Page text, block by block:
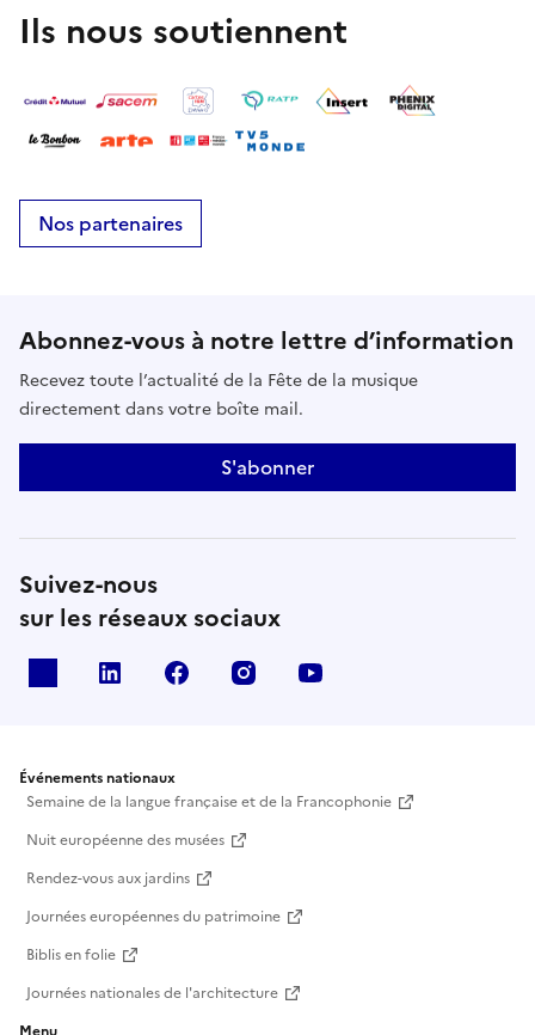
Ils nous soutiennent
Nos partenaires
Abonnez-vous à notre lettre d’information
Recevez toute l’actualité de la Fête de la musique
directement dans votre boîte mail.
S'abonner
Suivez-nous
sur les réseaux sociaux
Linkedin Facebook Instagram
Événements nationaux
Semaine de la langue française et de la Francophonie
Nuit européenne des musées
Rendez-vous aux jardins
Journées européennes du patrimoine
Biblis en folie
Journées nationales de l'architecture